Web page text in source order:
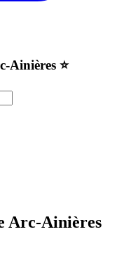
Ainières ⭐️
Arc-Ainières